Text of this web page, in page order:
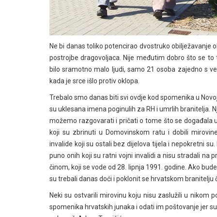
Ne bi danas toliko potencirao dvostruko obilježavanje
postrojbe dragovoljaca. Nije međutim dobro što se to
bilo sramotno malo ljudi, samo 21 osoba zajedno s
kada je srce išlo protiv oklopa.
Trebalo smo danas biti svi ovdje kod spomenika u
su uklesana imena poginulih za RH i umrlih branitelja.
možemo razgovarati i pričati o tome što se događala
koji su zbrinuti u Domovinskom ratu i dobili
invalide koji su ostali bez dijelova tijela i nepokretni
puno onih koji su ratni vojni invalidi a nisu stradali na
činom, koji se vode od 28. lipnja 1991. godine. Ako
su trebali danas doći i poklonit se hrvatskom branitelju
Neki su ostvarili mirovinu koju nisu zaslužili u nikom
spomenika hrvatskih junaka i odati im poštovanje jer